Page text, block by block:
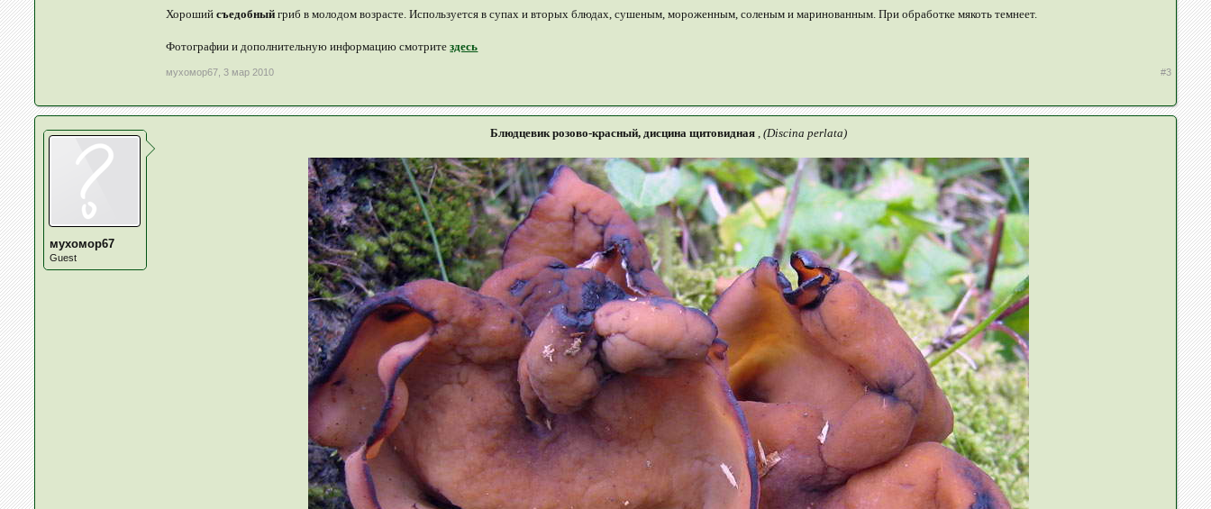
Хорошийcъедобный гриб в молодом возрасте. Используется в супах и вторых блюдах, сушеным, мороженным, соленым и маринованным. При обработке мякоть темнеет.
Фотографии и дополнительную информацию смотритездесь
мухомор67 3 мар 2010 #3
мухомор67
Guest
Блюдцевик розово-красный, дисцина щитовидная , (Discina perlata)